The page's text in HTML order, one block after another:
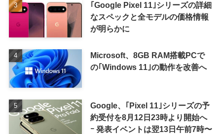
｢Google Pixel 11｣シリーズの詳細
なスペックと全モデルの価格情報
が明らかに
Microsoft、8GB RAM搭載PCで
の｢Windows 11｣の動作を改善へ
Google、｢Pixel 11｣シリーズの予
約受付を8月12日23時より開始へ
ｰ 発表イベントは翌13日午前7時〜